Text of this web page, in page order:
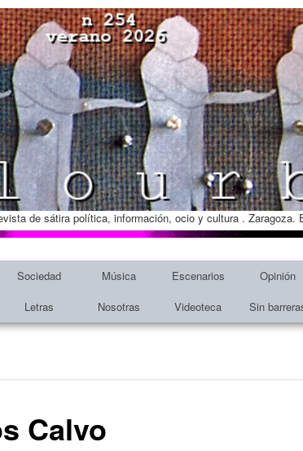
de sátira política, información, ocio y cultura . Zaragoza.
Sociedad Música Escenarios Opinión
Letras Nosotras Videoteca Sin
Calvo